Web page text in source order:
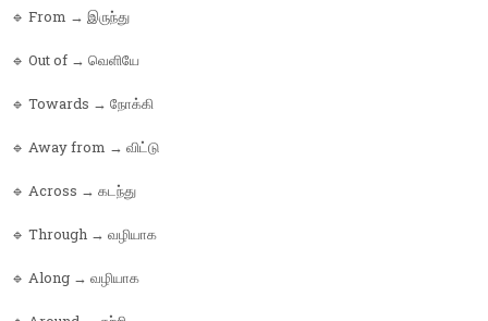
🔹 From → இருந்து
🔹 Out of → வெளியே
🔹 Towards → நோக்கி
🔹 Away from → விட்டு
🔹 Across → கடந்து
🔹 Through → வழியாக
🔹 Along → வழியாக